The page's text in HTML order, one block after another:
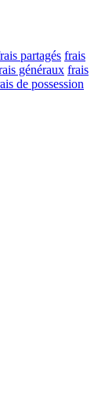
partagés frais
généraux frais
de possession